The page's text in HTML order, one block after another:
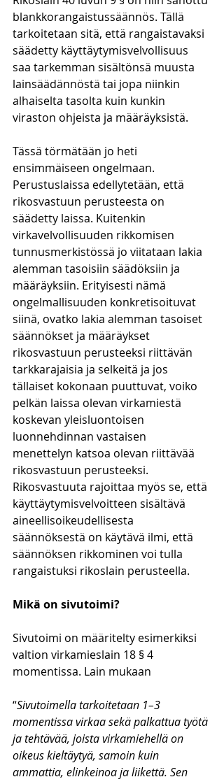
blankkorangaistussäännös. Tällä
tarkoitetaan sitä, että rangaistavaksi
säädetty käyttäytymisvelvollisuus
saa tarkemman sisältönsä muusta
lainsäädännöstä tai jopa niinkin
alhaiselta tasolta kuin kunkin
viraston ohjeista ja määräyksistä.
Tässä törmätään jo heti
ensimmäiseen ongelmaan.
Perustuslaissa edellytetään, että
rikosvastuun perusteesta on
säädetty laissa. Kuitenkin
virkavelvollisuuden rikkomisen
tunnusmerkistössä jo viitataan lakia
alemman tasoisiin säädöksiin ja
määräyksiin. Erityisesti nämä
ongelmallisuuden konkretisoituvat
siinä, ovatko lakia alemman tasoiset
säännökset ja määräykset
rikosvastuun perusteeksi riittävän
tarkkarajaisia ja selkeitä ja jos
tällaiset kokonaan puuttuvat, voiko
pelkän laissa olevan virkamiestä
koskevan yleisluontoisen
luonnehdinnan vastaisen
menettelyn katsoa olevan riittävää
rikosvastuun perusteeksi.
Rikosvastuuta rajoittaa myös se, että
käyttäytymisvelvoitteen sisältävä
aineellisoikeudellisesta
säännöksestä on käytävä ilmi, että
säännöksen rikkominen voi tulla
rangaistuksi rikoslain perusteella.
Mikä on sivutoimi?
Sivutoimi on määritelty esimerkiksi
valtion virkamieslain 18 § 4
momentissa. Lain mukaan
“Sivutoimella tarkoitetaan 1–3
momentissa virkaa sekä palkattua työtä
ja tehtävää, joista virkamiehellä on
oikeus kieltäytyä, samoin kuin
ammattia, elinkeinoa ja liikettä. Sen